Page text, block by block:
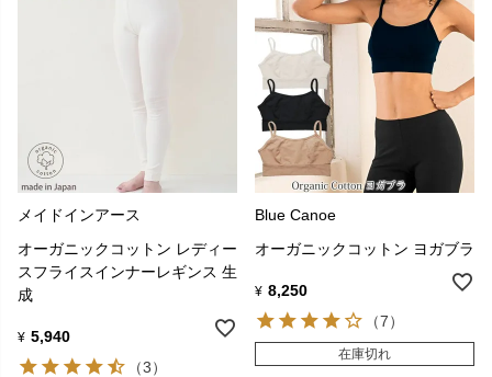
メイドインアース
オーガニックコットン レディー
スフライスインナーレギンス 生
成
¥ 5,940
（3）
Blue Canoe
オーガニックコットン ヨガブラ
¥ 8,250
（7）
在庫切れ